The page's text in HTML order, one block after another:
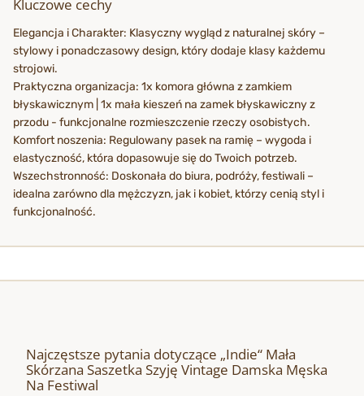
Kluczowe cechy
Elegancja i Charakter: Klasyczny wygląd z naturalnej skóry –
stylowy i ponadczasowy design, który dodaje klasy każdemu
strojowi.
Praktyczna organizacja: 1x komora główna z zamkiem
błyskawicznym | 1x mała kieszeń na zamek błyskawiczny z
przodu - funkcjonalne rozmieszczenie rzeczy osobistych.
Komfort noszenia: Regulowany pasek na ramię – wygoda i
elastyczność, która dopasowuje się do Twoich potrzeb.
Wszechstronność: Doskonała do biura, podróży, festiwali –
idealna zarówno dla mężczyzn, jak i kobiet, którzy cenią styl i
funkcjonalność.
Najczęstsze pytania dotyczące „Indie“ Mała
Skórzana Saszetka Szyję Vintage Damska Męska
Na Festiwal